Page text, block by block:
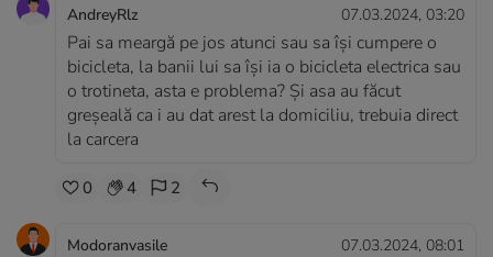
AndreyRlz 07.03.2024, 03:20
Pai sa meargă pe jos atunci sau sa își cumpere o
bicicleta, la banii lui sa își ia o bicicleta electrica sau
o trotineta, asta e problema? Și asa au făcut
greșeală ca i au dat arest la domiciliu, trebuia direct
la carcera
0 4 2
Modoranvasile 07.03.2024, 08:01